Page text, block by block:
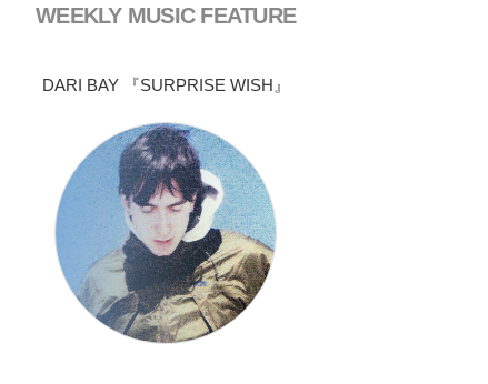
WEEKLY MUSIC FEATURE
DARI BAY 『SURPRISE WISH』